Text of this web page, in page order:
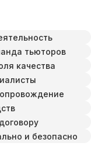
тьюторов
качества
и безопасно